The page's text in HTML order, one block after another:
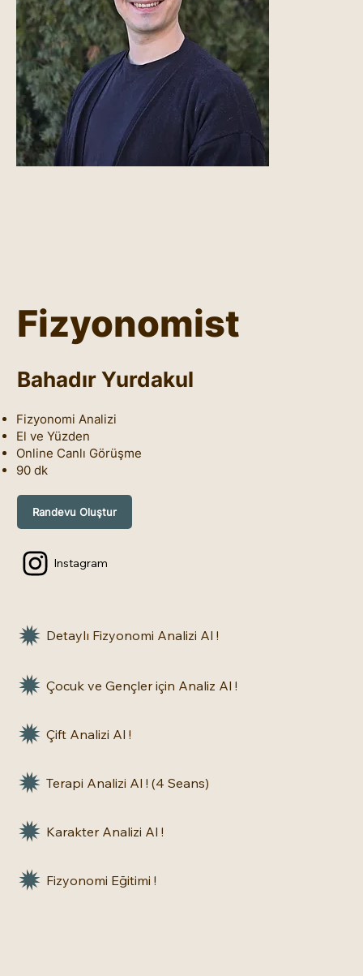
Fizyonomist
Bahadır Yurdakul
Fizyonomi Analizi
El ve Yüzden
Online Canlı Görüşme
90 dk
Randevu Oluştur
Instagram
Detaylı Fizyonomi Analizi Al !
Karakter Analizi Al !
Çocuk ve Gençler için Analiz Al !
Terapi Analizi Al ! (4 Seans)
Çift Analizi Al !
Fizyonomi Eğitimi !